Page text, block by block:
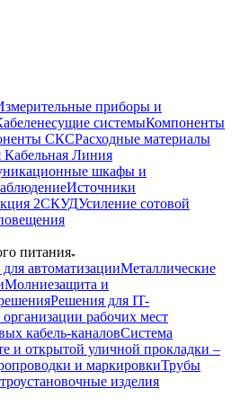
приборы и
системыКомпоненты
СКСРасходные материалы
Кабельная Линия
шкафы и
Источники
2СКУДУсиление сотовой
питания
автоматизацииМеталлические
Молниезащита и
Решения для IT-
рабочих мест
кабель-каналовСистема
и открытой уличной прокладки –
и маркировкиТрубы
изделия